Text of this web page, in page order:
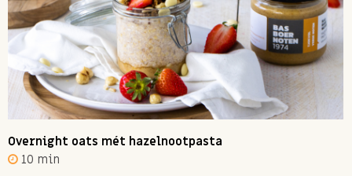
Overnight oats mét hazelnootpasta
10 min